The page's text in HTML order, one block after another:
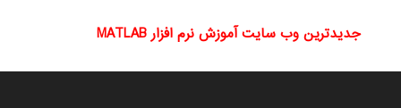
جدیدترین وب سایت آموزش نرم افزار MATLAB